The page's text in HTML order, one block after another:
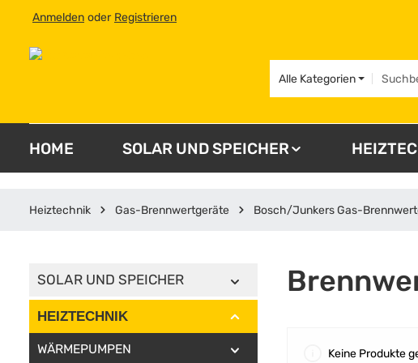
Hauptinhalt springen
Zur Suche springen
Zur Hauptnavigation springen
Anmelden oder Registrieren
Alle Kategorien
HOME SOLAR UND SPEICHER
Heiztechnik Gas-Brennwertgeräte Bosch/Junkers Gas-
SOLAR UND SPEICHER
HEIZTECHNIK
WÄRMEPUMPEN Keine Produkte